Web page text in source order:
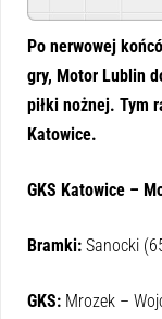
Po nerwowej
gry, Motor Lublin
piłki nożnej. Tym
Katowice.
GKS Katowice –
Bramki: Sanocki
GKS: Mrozek –